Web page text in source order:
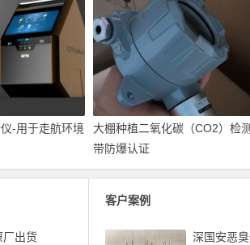
-用于走航环境
大棚种植二氧化碳（CO2）检
带防爆认证
厂出货
客户案例
深国安恶